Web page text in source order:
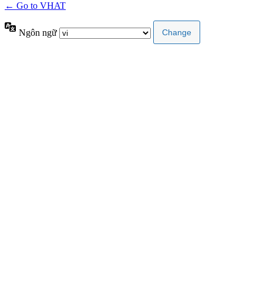
← Go to VHAT
Ngôn ngữ